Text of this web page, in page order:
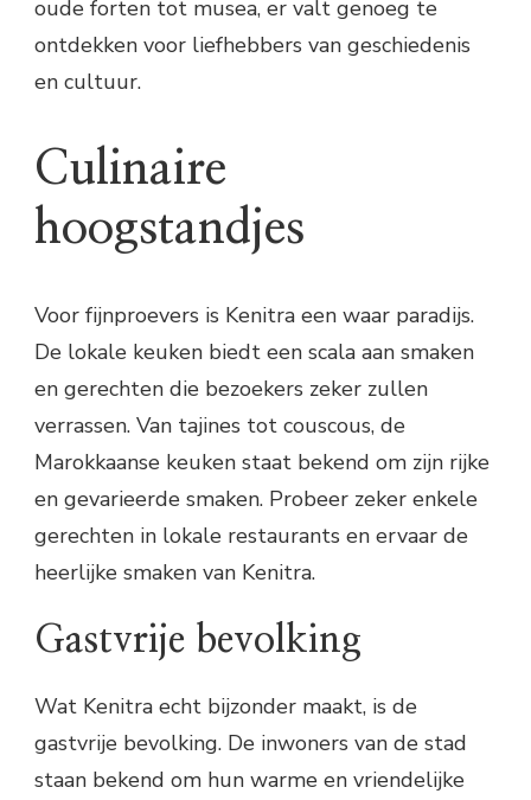
oude forten tot musea, er valt genoeg te
ontdekken voor liefhebbers van geschiedenis
en cultuur.
Culinaire
hoogstandjes
Voor fijnproevers is Kenitra een waar paradijs.
De lokale keuken biedt een scala aan smaken
en gerechten die bezoekers zeker zullen
verrassen. Van tajines tot couscous, de
Marokkaanse keuken staat bekend om zijn rijke
en gevarieerde smaken. Probeer zeker enkele
gerechten in lokale restaurants en ervaar de
heerlijke smaken van Kenitra.
Gastvrije bevolking
Wat Kenitra echt bijzonder maakt, is de
gastvrije bevolking. De inwoners van de stad
staan bekend om hun warme en vriendelijke